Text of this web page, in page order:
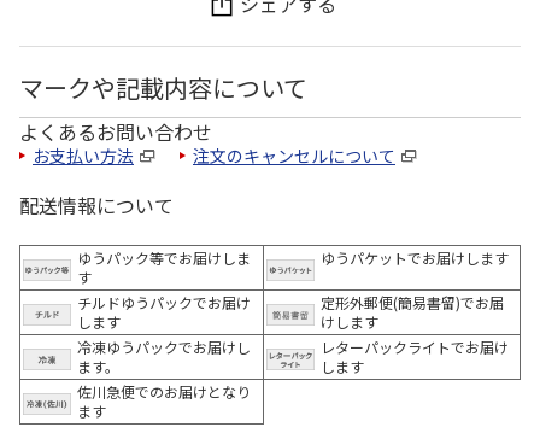
マークや記載内容について
よくあるお問い合わせ
お支払い方法 注文のキャンセルについて
配送情報について
ゆうパック等でお届けしま
す
ゆうパケットでお届けします
チルドゆうパックでお届け
します
定形外郵便(簡易書留)でお届
けします
冷凍ゆうパックでお届けし
ます。
レターパックライトでお届け
します
佐川急便でのお届けとなり
ます